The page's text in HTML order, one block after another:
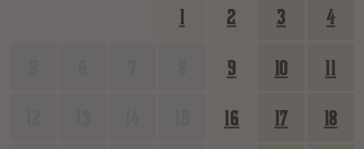
1 2 3 4
9 10 11
16 17 18